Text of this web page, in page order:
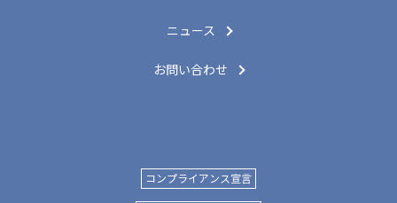
ニュース
お問い合わせ
コンプライアンス宣言